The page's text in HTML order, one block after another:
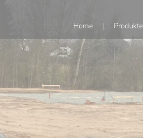
Navigation
überspringen
Home Produkte